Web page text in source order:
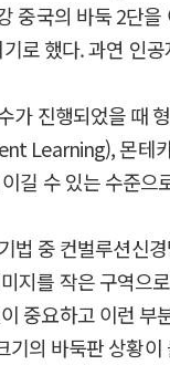
중국의 바둑 2단을
로 했다. 과연 인공
가 진행되었을 때
Learning), 몬테
길 수 있는 수준으
법 중 컨벌루션신
지를 작은 구역으
중요하고 이런 부
의 바둑판 상황이